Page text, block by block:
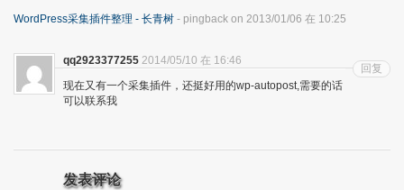
WordPress采集插件整理 - 长青树 - pingback on 2013/01/06 在 10:25
qq2923377255 2014/05/10 在 16:46
现在又有一个采集插件，还挺好用的wp-autopost,需要的话
可以联系我
回复
发表评论